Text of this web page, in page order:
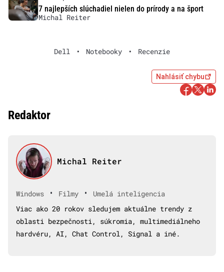
7 najlepších slúchadiel nielen do prírody a na šport
Michal Reiter
Dell • Notebooky • Recenzie
Nahlásiť chybu
Redaktor
Michal Reiter
Windows • Filmy •
Umelá inteligencia
Viac ako 20 rokov sledujem aktuálne trendy z
oblasti bezpečnosti, súkromia, multimediálneho
hardvéru, AI, Chat Control, Signal a iné.